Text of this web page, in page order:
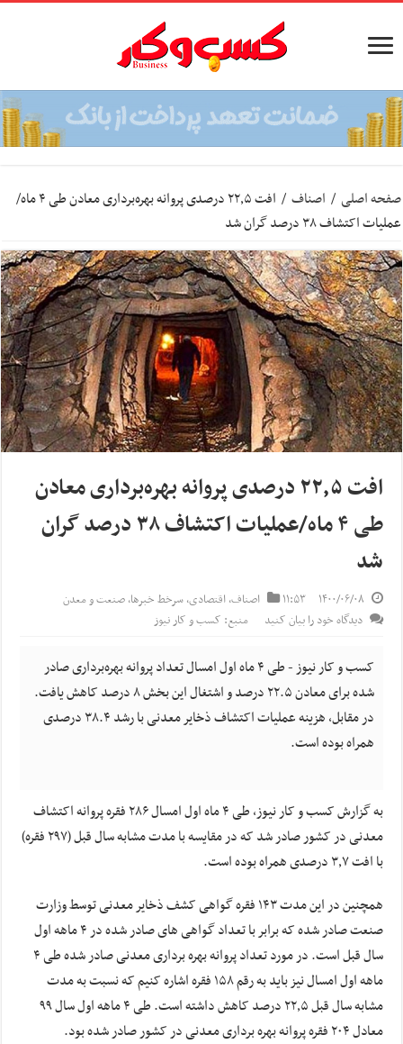
صفحه اصلی / اصناف /
افت ۲۲٫۵ درصدی پروانه بهره‌برداری معادن طی ۴ ماه/
عملیات اکتشاف ۳۸ درصد گران شد
افت ۲۲٫۵ درصدی پروانه بهره‌برداری معادن
طی ۴ ماه/عملیات اکتشاف ۳۸ درصد گران
شد
۱۴۰۰/۰۶/۰۸ ۱۱:۵۳ اصناف,اقتصادی,سرخط خبرها,صنعت و معدن
دیدگاه خود را بیان کنید
منبع: کسب و کار نیوز
کسب و کار نیوز - طی ۴ ماه اول امسال تعداد پروانه بهره‌برداری صادر
شده برای معادن ۲۲.۵ درصد و اشتغال این بخش ۸ درصد کاهش یافت.
در مقابل، هزینه عملیات اکتشاف ذخایر معدنی با رشد ۳۸.۴ درصدی
همراه بوده است.
به گزارش کسب و کار نیوز، طی ۴ ماه اول امسال ۲۸۶ فقره پروانه اکتشاف
معدنی در کشور صادر شد که در مقایسه با مدت مشابه سال قبل (۲۹۷ فقره)
با افت ۳٫۷ درصدی همراه بوده است.
همچنین در این مدت ۱۴۳ فقره گواهی کشف ذخایر معدنی توسط وزارت
صنعت صادر شده که برابر با تعداد گواهی های صادر شده در ۴ ماهه اول
سال قبل است. در مورد تعداد پروانه بهره برداری معدنی صادر شده طی ۴
ماهه اول امسال نیز باید به رقم ۱۵۸ فقره اشاره کنیم که نسبت به مدت
مشابه سال قبل ۲۲٫۵ درصد کاهش داشته است. طی ۴ ماهه اول سال ۹۹
معادل ۲۰۴ فقره پروانه بهره برداری معدنی در کشور صادر شده بود.